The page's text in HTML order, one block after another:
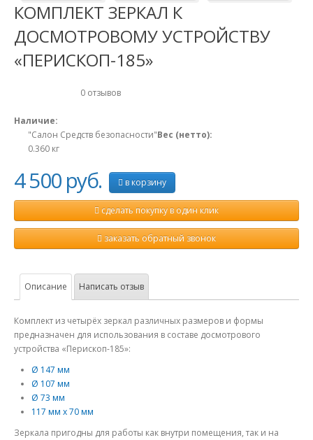
КОМПЛЕКТ ЗЕРКАЛ К
ДОСМОТРОВОМУ УСТРОЙСТВУ
«ПЕРИСКОП-185»
0 отзывов
Наличие:
"Салон Средств безопасности"Вес (нетто):
0.360 кг
4 500 руб. в корзину
сделать покупку в один клик
заказать обратный звонок
Описание Написать отзыв
Комплект из четырёх зеркал различных размеров и формы
предназначен для использования в составе досмотрового
устройства «Перископ-185»:
Ø 147 мм
Ø 107 мм
Ø 73 мм
117 мм х 70 мм
Зеркала пригодны для работы как внутри помещения, так и на